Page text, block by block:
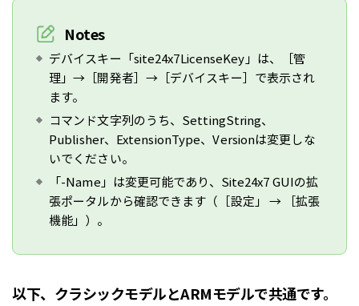
Notes
デバイスキー「site24x7LicenseKey」は、［管
理」→［開発者］→［デバイスキー］で表示され
ます。
コマンド文字列のうち、SettingString、
Publisher、ExtensionType、Versionは変更しな
いでください。
「-Name」は変更可能であり、Site24x7 GUIの拡
張ポータルから確認できます（［設定」 → ［拡張
機能」）。
以下、クラシックモデルとARMモデルで共通です。